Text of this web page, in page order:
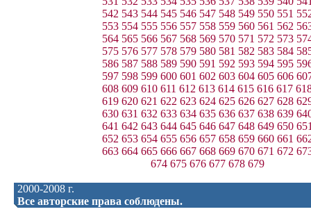
542 543 544 545 546 547 548 549 550 551
553 554 555 556 557 558 559 560 561 562
564 565 566 567 568 569 570 571 572 573
575 576 577 578 579 580 581 582 583 584
586 587 588 589 590 591 592 593 594 595
597 598 599 600 601 602 603 604 605 606
608 609 610 611 612 613 614 615 616 617
619 620 621 622 623 624 625 626 627 628
630 631 632 633 634 635 636 637 638 639
641 642 643 644 645 646 647 648 649 650
652 653 654 655 656 657 658 659 660 661
663 664 665 666 667 668 669 670 671 672
674 675 676 677 678 679
2000-2008 г.
Все авторские права соблюдены.